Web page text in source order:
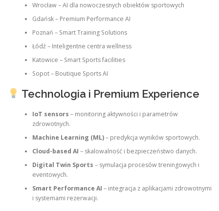
Wrocław – AI dla nowoczesnych obiektów sportowych
Gdańsk – Premium Performance AI
Poznań – Smart Training Solutions
Łódź – Inteligentne centra wellness
Katowice – Smart Sports facilities
Sopot – Boutique Sports AI
Technologia i Premium Experience
IoT sensors – monitoring aktywności i parametrów
zdrowotnych.
Machine Learning (ML)– predykcja wyników sportowych.
Cloud-based AI – skalowalność i bezpieczeństwo danych.
Digital Twin Sports – symulacja procesów treningowych i
eventowych.
Smart Performance AI – integracja z aplikacjami zdrowotnymi
i systemami rezerwacji.